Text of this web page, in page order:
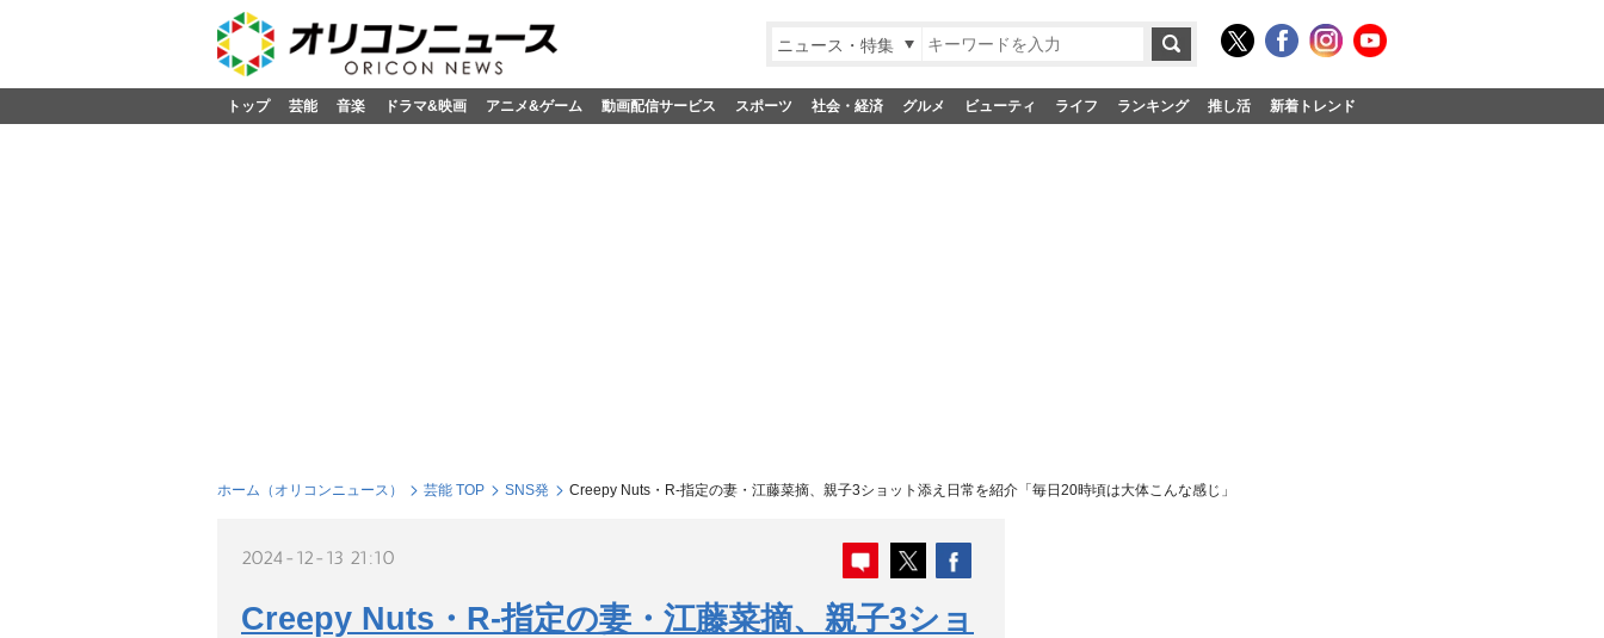
ニュース・特集
トップ 芸能 音楽 ドラマ&映画 アニメ&ゲーム 動画配信サービス スポーツ 社会・経済 グルメ ビューティ ライフ ランキング 推し活 新着トレンド
ホーム（オリコンニュース） 芸能 TOP SNS発 Creepy Nuts・R-指定の妻・江藤菜摘、親子3ショット添え日常を紹介「毎日20時頃は大体こんな感じ」
2024-12-13 21:10
Creepy Nuts・R-指定の妻・江藤菜摘、親子3ショ